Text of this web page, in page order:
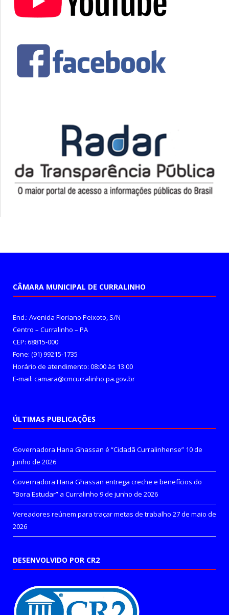
CÂMARA MUNICIPAL DE CURRALINHO
End.: Avenida Floriano Peixoto, S/N
Centro – Curralinho – PA
CEP: 68815-000
Fone: (91) 99215-1735
Horário de atendimento: 08:00 às 13:00
E-mail: camara@cmcurralinho.pa.gov.br
ÚLTIMAS PUBLICAÇÕES
Governadora Hana Ghassan é “Cidadã Curralinhense” 10 de
junho de 2026
Governadora Hana Ghassan entrega creche e benefícios do
“Bora Estudar” a Curralinho 9 de junho de 2026
Vereadores reúnem para traçar metas de trabalho 27 de maio de
2026
DESENVOLVIDO POR CR2